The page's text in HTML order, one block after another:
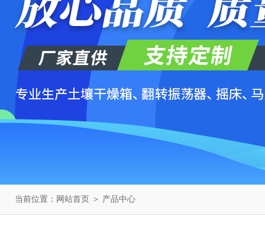
当前位置： 网站首页 ＞ 产品中心